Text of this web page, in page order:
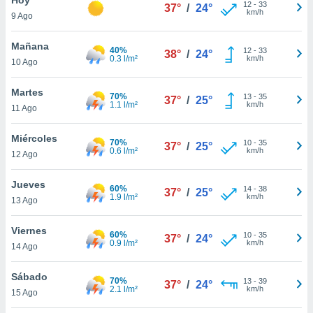
en
más
nuestra
de
cookies
aceptar
9 Ago
37° / 24° 12- 33
km/h
Mañana
10 Ago
40%
0.3 l/m²
38° / 24° 12- 33
km/h
Martes
11 Ago
70%
1.1 l/m²
37° / 25° 13- 35
km/h
Miércoles
12 Ago
70%
0.6 l/m²
37° / 25° 10- 35
km/h
Jueves
13 Ago
60%
1.9 l/m²
37° / 25° 14- 38
km/h
Viernes
14 Ago
60%
0.9 l/m²
37° / 24° 10- 35
km/h
Sábado
15 Ago
70%
2.1 l/m²
37° / 24° 13- 39
km/h